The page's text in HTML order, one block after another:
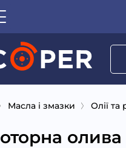
Масла і змазки Олії та
олива